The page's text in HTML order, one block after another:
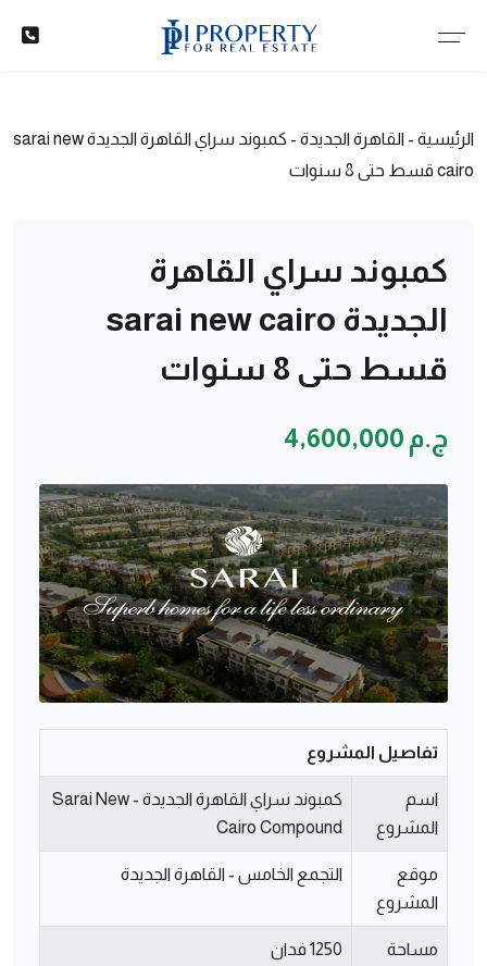
الرئيسية - القاهرة الجديدة -
كمبوند سراي القاهرة الجديدة sarai new
cairo قسط حتى 8 سنوات
كمبوند سراي القاهرة
الجديدة sarai new cairo
قسط حتى 8 سنوات
ج.م 4,600,000
تفاصيل المشروع
اسم
المشروع
كمبوند سراي القاهرة الجديدة - Sarai New
Cairo Compound
موقع
المشروع
التجمع الخامس - القاهرة الجديدة
مساحة
1250 فدان